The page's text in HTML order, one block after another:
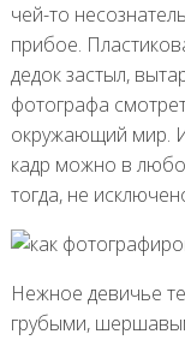
чей-то
прибое.
дедок застыл,
фотографа
окружающий мир.
кадр можно в
тогда, не
Нежное девичье
грубыми,